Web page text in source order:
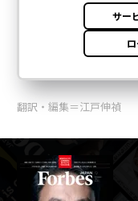
翻訳・編集＝江戸伸禎